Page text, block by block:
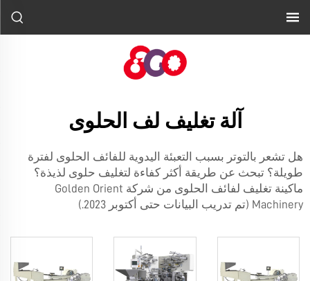
آلة تغليف لف الحلوى
هل تشعر بالتوتر بسبب التعبئة اليدوية للفائف الحلوى لفترة
طويلة؟ تبحث عن طريقة أكثر كفاءة لتغليف حلوى لذيذة؟
ماكينة تغليف لفائف الحلوى من شركة Golden Orient
Machinery (تم تدريب البيانات حتى أكتوبر 2023.)